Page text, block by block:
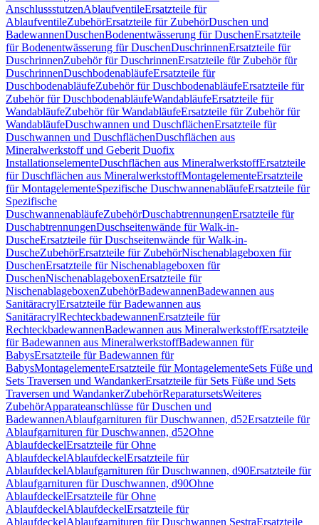
AnschlussstutzenAblaufventileErsatzteile für
AblaufventileZubehörErsatzteile für ZubehörDuschen und
BadewannenDuschenBodenentwässerung für DuschenErsatzteile
für Bodenentwässerung für DuschenDuschrinnenErsatzteile für
DuschrinnenZubehör für DuschrinnenErsatzteile für Zubehör für
DuschrinnenDuschbodenabläufeErsatzteile für
DuschbodenabläufeZubehör für DuschbodenabläufeErsatzteile für
Zubehör für DuschbodenabläufeWandabläufeErsatzteile für
WandabläufeZubehör für WandabläufeErsatzteile für Zubehör für
WandabläufeDuschwannen und DuschflächenErsatzteile für
Duschwannen und DuschflächenDuschflächen aus
Mineralwerkstoff und Geberit Duofix
InstallationselementeDuschflächen aus MineralwerkstoffErsatzteile
für Duschflächen aus MineralwerkstoffMontagelementeErsatzteile
für MontagelementeSpezifische DuschwannenabläufeErsatzteile für
Spezifische
DuschwannenabläufeZubehörDuschabtrennungenErsatzteile für
DuschabtrennungenDuschseitenwände für Walk-in-
DuscheErsatzteile für Duschseitenwände für Walk-in-
DuscheZubehörErsatzteile für ZubehörNischenablageboxen für
DuschenErsatzteile für Nischenablageboxen für
DuschenNischenablageboxenErsatzteile für
NischenablageboxenZubehörBadewannenBadewannen aus
SanitäracrylErsatzteile für Badewannen aus
SanitäracrylRechteckbadewannenErsatzteile für
RechteckbadewannenBadewannen aus MineralwerkstoffErsatzteile
für Badewannen aus MineralwerkstoffBadewannen für
BabysErsatzteile für Badewannen für
BabysMontagelementeErsatzteile für MontagelementeSets Füße und
Sets Traversen und WandankerErsatzteile für Sets Füße und Sets
Traversen und WandankerZubehörReparatursetsWeiteres
ZubehörApparateanschlüsse für Duschen und
BadewannenAblaufgarnituren für Duschwannen, d52Ersatzteile für
Ablaufgarnituren für Duschwannen, d52Ohne
AblaufdeckelErsatzteile für Ohne
AblaufdeckelAblaufdeckelErsatzteile für
AblaufdeckelAblaufgarnituren für Duschwannen, d90Ersatzteile für
Ablaufgarnituren für Duschwannen, d90Ohne
AblaufdeckelErsatzteile für Ohne
AblaufdeckelAblaufdeckelErsatzteile für
AblaufdeckelAblaufgarnituren für Duschwannen SestraErsatzteile